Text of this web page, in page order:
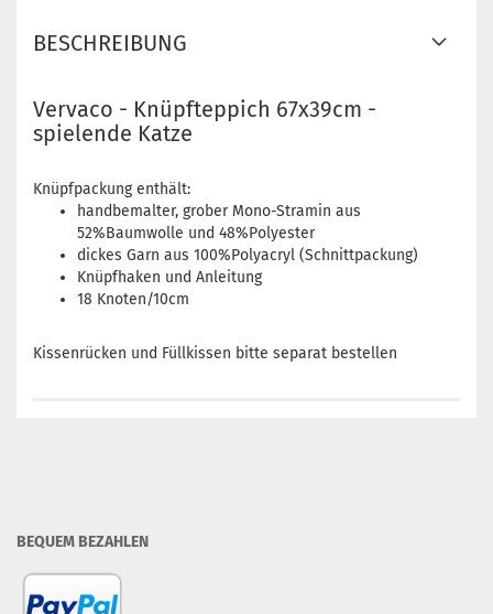
BESCHREIBUNG
Vervaco - Knüpfteppich 67x39cm -
spielende Katze
Knüpfpackung enthält:
handbemalter, grober Mono-Stramin aus
52%Baumwolle und 48%Polyester
dickes Garn aus 100%Polyacryl (Schnittpackung)
Knüpfhaken und Anleitung
18 Knoten/10cm
Kissenrücken und Füllkissen bitte separat bestellen
BEQUEM BEZAHLEN